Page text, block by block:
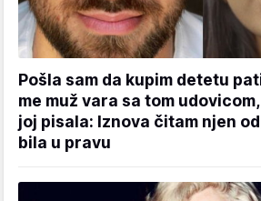
Pošla sam da kupim detetu
me muž vara sa tom
joj pisala: Iznova čitam njen
bila u pravu